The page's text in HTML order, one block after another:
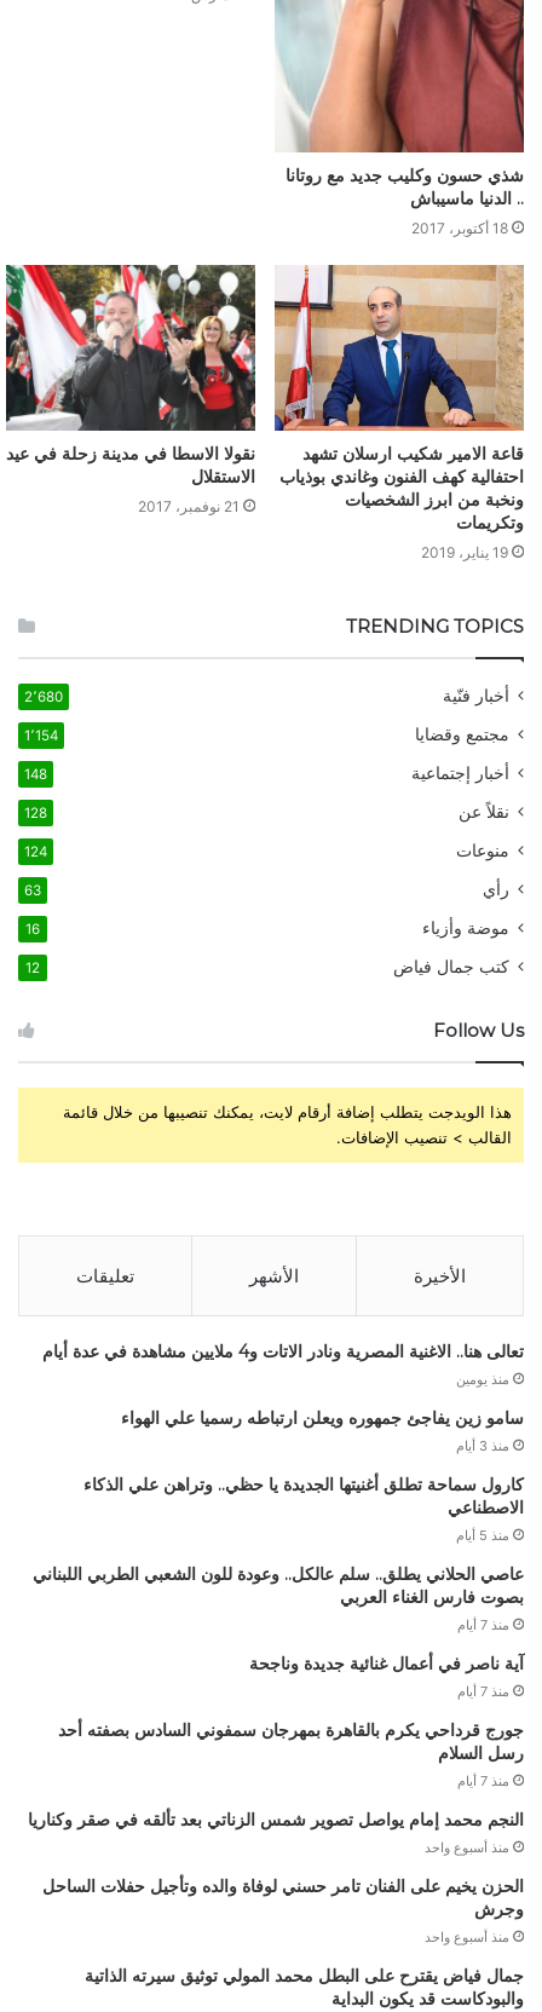
شذي حسون وكليب جديد مع روتانا
.. الدنيا ماسيباش
18 أكتوبر، 2017
قاعة الامير شكيب ارسلان تشهد
احتفالية كهف الفنون وغاندي بوذياب
ونخبة من ابرز الشخصيات
وتكريمات
19 يناير، 2019
نقولا الاسطا في مدينة زحلة في عيد
الاستقلال
21 نوفمبر، 2017
TRENDING TOPICS
أخبار فنّية 2٬680
مجتمع وقضايا 1٬154
أخبار إجتماعية 148
نقلاً عن 128
منوعات 124
رأي 63
موضة وأزياء 16
كتب جمال فياض 12
Follow Us
هذا الويدجت يتطلب إضافة أرقام لايت، يمكنك تنصيبها من خلال قائمة
القالب > تنصيب الإضافات.
الأخيرة الأشهر تعليقات
تعالى هنا.. الاغنية المصرية ونادر الاتات و4 ملايين مشاهدة في عدة أيام
منذ يومين
سامو زين يفاجئ جمهوره ويعلن ارتباطه رسميا علي الهواء
منذ 3 أيام
كارول سماحة تطلق أغنيتها الجديدة يا حظي.. وتراهن علي الذكاء
الاصطناعي
منذ 5 أيام
عاصي الحلاني يطلق.. سلم عالكل.. وعودة للون الشعبي الطربي اللبناني
بصوت فارس الغناء العربي
منذ 7 أيام
آية ناصر في أعمال غنائية جديدة وناجحة
منذ 7 أيام
جورج قرداحي يكرم بالقاهرة بمهرجان سمفوني السادس بصفته أحد
رسل السلام
منذ 7 أيام
النجم محمد إمام يواصل تصوير شمس الزناتي بعد تألقه في صقر وكناريا
منذ أسبوع واحد
الحزن يخيم على الفنان تامر حسني لوفاة والده وتأجيل حفلات الساحل
وجرش
منذ أسبوع واحد
جمال فياض يقترح على البطل محمد المولي توثيق سيرته الذاتية
والبودكاست قد يكون البداية